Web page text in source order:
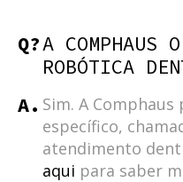
Q?A COMPHAUS
ROBÓTICA
A. Sim. A
específico,
atendimento
aqui para saber